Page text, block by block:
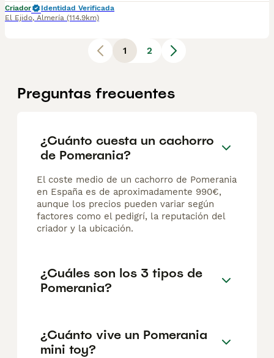
Criador
Identidad Verificada
El Ejido, Almería (114.9km)
1 2
Preguntas frecuentes
¿Cuánto cuesta un cachorro
de Pomerania?
El coste medio de un cachorro de Pomerania
en España es de aproximadamente 990€,
aunque los precios pueden variar según
factores como el pedigrí, la reputación del
criador y la ubicación.
¿Cuáles son los 3 tipos de
Pomerania?
¿Cuánto vive un Pomerania
mini toy?